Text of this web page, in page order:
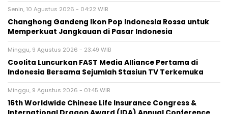
Senin, 10 Agustus 2026 - 04:22 WIB
Changhong Gandeng Ikon Pop Indonesia Rossa untuk
Memperkuat Jangkauan di Pasar Indonesia
Minggu, 9 Agustus 2026 - 23:49 WIB
Coolita Luncurkan FAST Media Alliance Pertama di
Indonesia Bersama Sejumlah Stasiun TV Terkemuka
Minggu, 9 Agustus 2026 - 01:45 WIB
16th Worldwide Chinese Life Insurance Congress &